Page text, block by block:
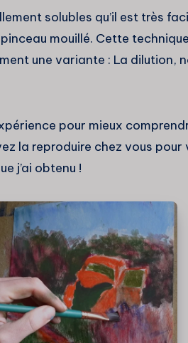
solubles qu’il est très
mouillé. Cette
une variante : La dilution,
pour mieux
la reproduire chez vous
j’ai obtenu !